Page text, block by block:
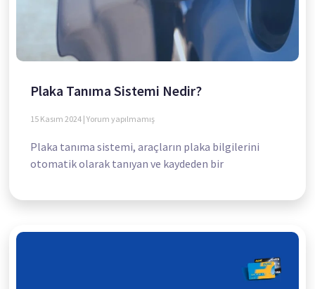
Plaka Tanıma Sistemi Nedir?
15 Kasım 2024 Yorum yapılmamış
Plaka tanıma sistemi, araçların plaka bilgilerini
otomatik olarak tanıyan ve kaydeden bir